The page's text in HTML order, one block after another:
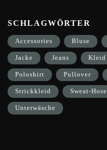
SCHLAGWÖRTER
Accessories Bluse
Jacke Jeans Kleid
Poloshirt Pullover
Strickkleid Sweat-Hose
Unterwäsche